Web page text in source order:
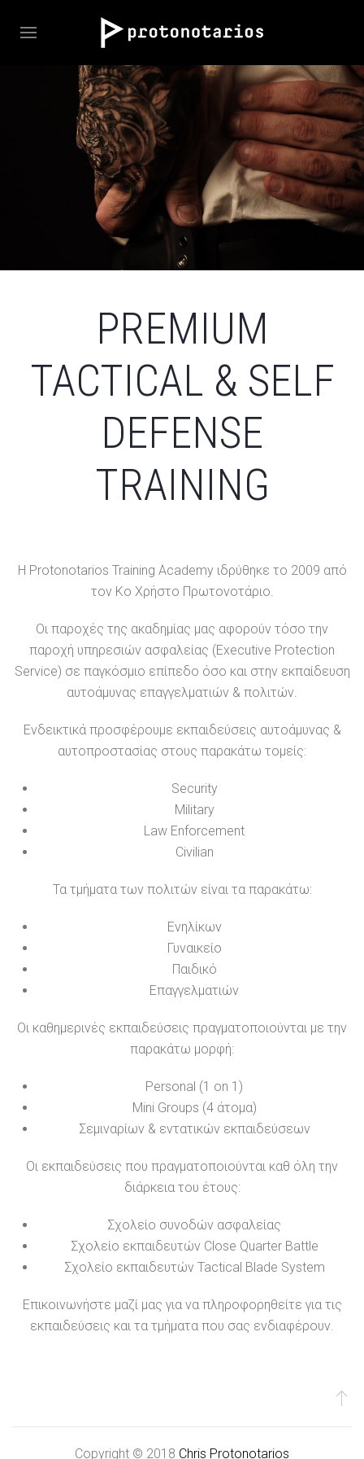
PREMIUM
TACTICAL & SELF
DEFENSE
TRAINING
Η Protonotarios Training Academy ιδρύθηκε το 2009 από
τον Κο Χρήστο Πρωτονοτάριο.
Οι παροχές της ακαδημίας μας αφορούν τόσο την
παροχή υπηρεσιών ασφαλείας (Executive Protection
Service) σε παγκόσμιο επίπεδο όσο και στην εκπαίδευση
αυτοάμυνας επαγγελματιών & πολιτών.
Ενδεικτικά προσφέρουμε εκπαιδεύσεις αυτοάμυνας &
αυτοπροστασίας στους παρακάτω τομείς:
Security
Military
Law Enforcement
Civilian
Τα τμήματα των πολιτών είναι τα παρακάτω:
Ενηλίκων
Γυναικείο
Παιδικό
Επαγγελματιών
Οι καθημερινές εκπαιδεύσεις πραγματοποιούνται με την
παρακάτω μορφή:
Personal (1 on 1)
Mini Groups (4 άτομα)
Σεμιναρίων & εντατικών εκπαιδεύσεων
Οι εκπαιδεύσεις που πραγματοποιούνται καθ όλη την
διάρκεια του έτους:
Σχολείο συνοδών ασφαλείας
Σχολείο εκπαιδευτών Close Quarter Battle
Σχολείο εκπαιδευτών Tactical Blade System
Επικοινωνήστε μαζί μας για να πληροφορηθείτε για τις
εκπαιδεύσεις και τα τμήματα που σας ενδιαφέρουν.
Copyright © 2018 Chris Protonotarios